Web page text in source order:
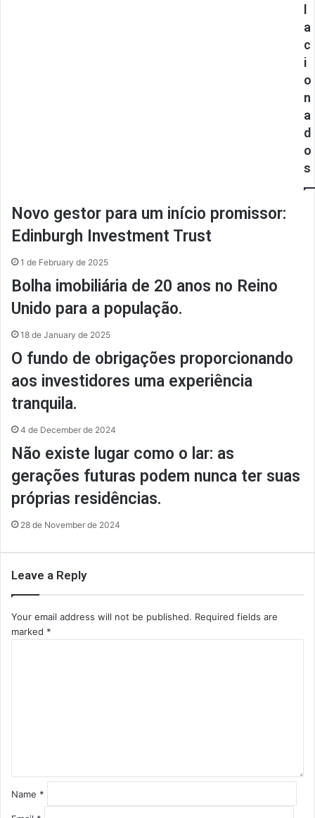
a
c
i
o
n
a
d
o
s
Novo gestor para um início promissor:
Edinburgh Investment Trust
1 de February de 2025
Bolha imobiliária de 20 anos no Reino
Unido para a população.
18 de January de 2025
O fundo de obrigações proporcionando
aos investidores uma experiência
tranquila.
4 de December de 2024
Não existe lugar como o lar: as
gerações futuras podem nunca ter suas
próprias residências.
28 de November de 2024
Leave a Reply
Your email address will not be published. Required fields are
marked *
Name *